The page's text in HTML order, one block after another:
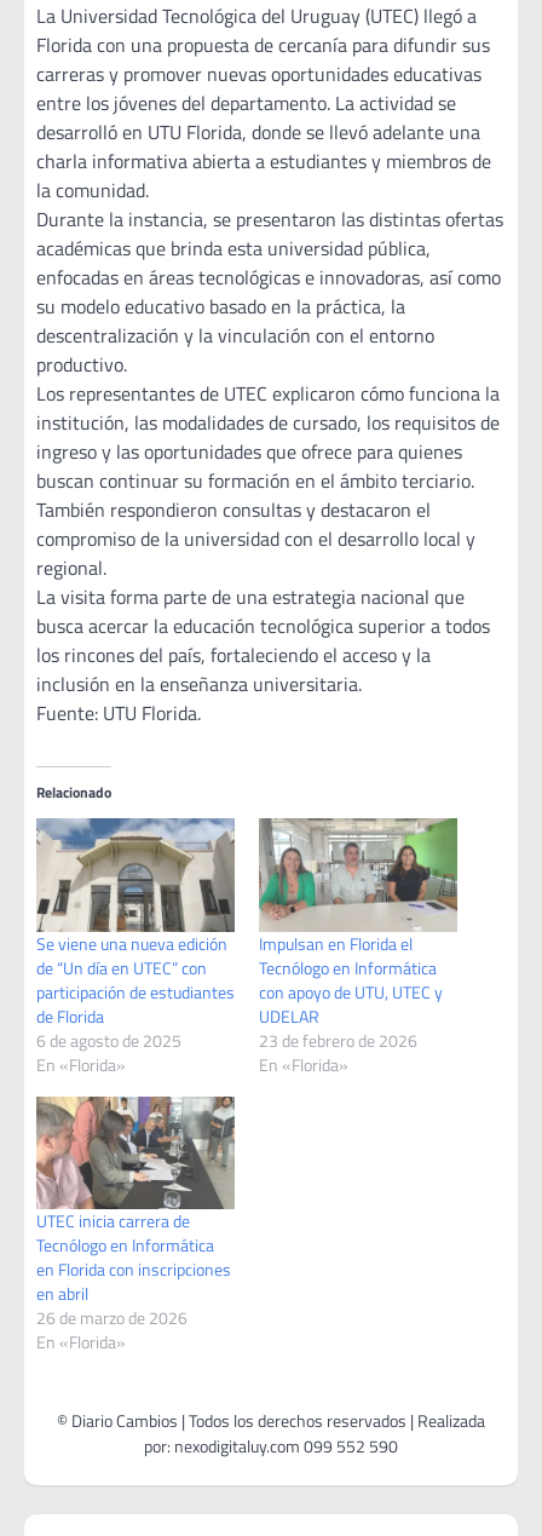
La Universidad Tecnológica del Uruguay (UTEC) llegó a
Florida con una propuesta de cercanía para difundir sus
carreras y promover nuevas oportunidades educativas
entre los jóvenes del departamento. La actividad se
desarrolló en UTU Florida, donde se llevó adelante una
charla informativa abierta a estudiantes y miembros de
la comunidad.
Durante la instancia, se presentaron las distintas ofertas
académicas que brinda esta universidad pública,
enfocadas en áreas tecnológicas e innovadoras, así como
su modelo educativo basado en la práctica, la
descentralización y la vinculación con el entorno
productivo.
Los representantes de UTEC explicaron cómo funciona la
institución, las modalidades de cursado, los requisitos de
ingreso y las oportunidades que ofrece para quienes
buscan continuar su formación en el ámbito terciario.
También respondieron consultas y destacaron el
compromiso de la universidad con el desarrollo local y
regional.
La visita forma parte de una estrategia nacional que
busca acercar la educación tecnológica superior a todos
los rincones del país, fortaleciendo el acceso y la
inclusión en la enseñanza universitaria.
Fuente: UTU Florida.
Relacionado
Se viene una nueva edición
de “Un día en UTEC” con
participación de estudiantes
de Florida
6 de agosto de 2025
En «Florida»
Impulsan en Florida el
Tecnólogo en Informática
con apoyo de UTU, UTEC y
UDELAR
23 de febrero de 2026
En «Florida»
UTEC inicia carrera de
Tecnólogo en Informática
en Florida con inscripciones
en abril
26 de marzo de 2026
En «Florida»